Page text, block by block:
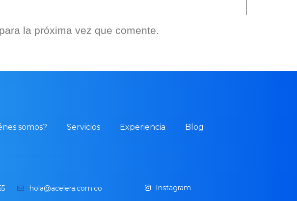
la próxima vez que comente.
somos? Servicios Experiencia Blog
hola@acelera.com.co Instagram